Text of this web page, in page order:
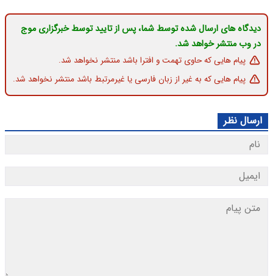
دیدگاه های ارسال شده توسط شما، پس از تایید توسط خبرگزاری موج
در وب منتشر خواهد شد.
پیام هایی که حاوی تهمت و افترا باشد منتشر نخواهد شد.
پیام هایی که به غیر از زبان فارسی یا غیرمرتبط باشد منتشر نخواهد شد.
ارسال نظر